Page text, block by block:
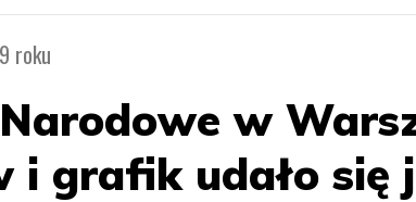
roku
w
i grafik udało się